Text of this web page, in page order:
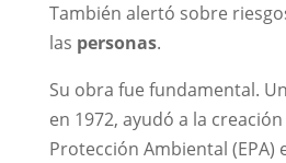
También alertó sobre
las personas.
Su obra fue fundamental.
en 1972, ayudó a la
Protección Ambiental (EPA)